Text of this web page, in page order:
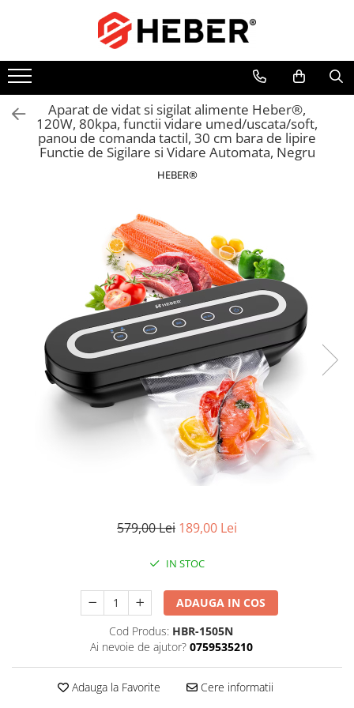
Toate Produsele
Mixere cu bol
Aer conditionat
Friteuze cu aer cald
Pompe de apa
Pompe apa de suprafata
Hidrofor cu pompa submersibila
Pompe de stropit
Pompe de stropit electrice
Pompe de stropit manuale
Atomizoare
Mori electrice
Mori electrice cereale
Scule si Unelte Electrice
Aparat de vidat si sigilat alimente Heber®,
120W, 80kpa, functii vidare umed/uscata/soft,
panou de comanda tactil, 30 cm bara de lipire
Functie de Sigilare si Vidare Automata, Negru
HEBER®
579,00 Lei 189,00 Lei
IN STOC
ADAUGA IN COS
Cod Produs: HBR-1505N
Ai nevoie de ajutor? 0759535210
Adauga la Favorite Cere informatii